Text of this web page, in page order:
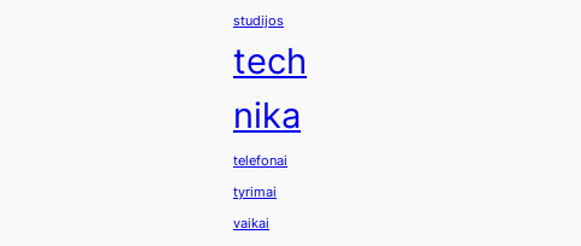
studijos
tech
nika
telefonai
tyrimai
vaikai